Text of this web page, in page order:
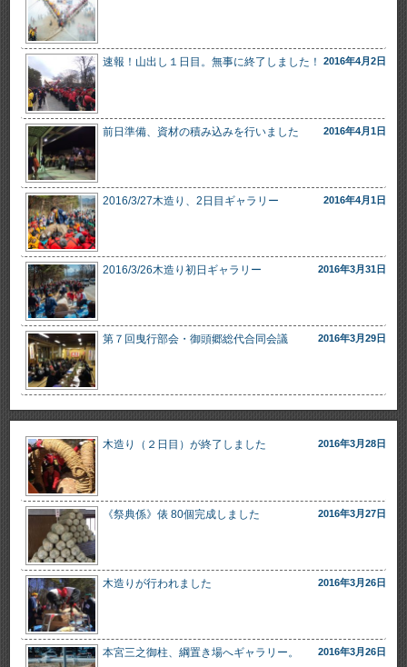
速報！山出し１日目。無事に終了しました！ 2016年4月2日
前日準備、資材の積み込みを行いました 2016年4月1日
2016/3/27木造り、2日目ギャラリー 2016年4月1日
2016/3/26木造り初日ギャラリー 2016年3月31日
第７回曳行部会・御頭郷総代合同会議 2016年3月29日
木造り（２日目）が終了しました 2016年3月28日
《祭典係》俵 80個完成しました 2016年3月27日
木造りが行われました 2016年3月26日
本宮三之御柱、綱置き場へギャラリー。 2016年3月26日